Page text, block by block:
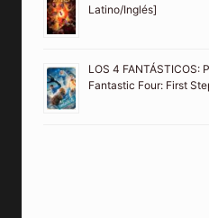
Latino/Inglés]
LOS 4 FANTÁSTICOS:
Fantastic Four: First